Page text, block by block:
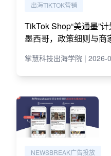
出海TIKTOK营销
TikTok Shop“美通墨”
墨西哥，政策细则与商
掌慧科技出海学院 | 2026-
NEWSBREAK广告投放